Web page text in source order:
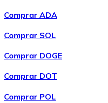
XRP
Comprar ADA
Comprar SOL
Comprar DOGE
Comprar DOT
Comprar POL